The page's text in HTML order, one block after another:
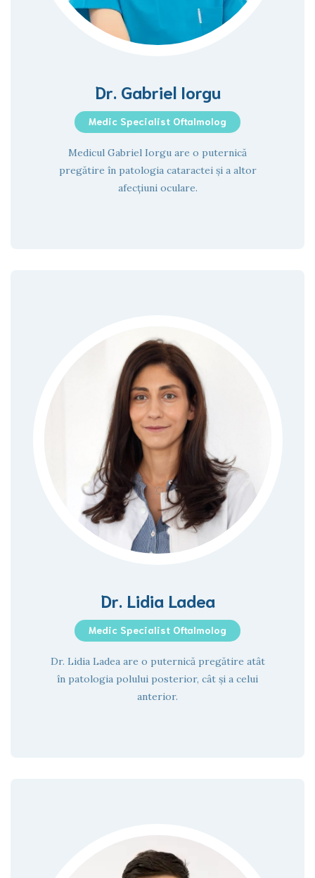
Dr. Gabriel Iorgu
Medic Specialist Oftalmolog
Medicul Gabriel Iorgu are o puternică
pregătire în patologia cataractei și a altor
afecțiuni oculare.
Dr. Lidia Ladea
Medic Specialist Oftalmolog
Dr. Lidia Ladea are o puternică pregătire atât
în patologia polului posterior, cât și a celui
anterior.